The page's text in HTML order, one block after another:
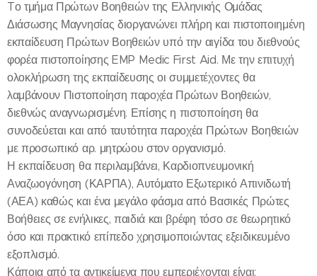
Tο τμήμα Πρώτων Βοηθειών της Ελληνικής Ομάδας
Διάσωσης Μαγνησίας διοργανώνει πλήρη και πιστοποιημένη
εκπαίδευση Πρώτων Βοηθειών υπό την αιγίδα του διεθνούς
φορέα πιστοποίησης EMP Medic First Aid. Με την επιτυχή
ολοκλήρωση της εκπαίδευσης οι συμμετέχοντες θα
λαμβάνουν Πιστοποίηση παροχέα Πρώτων Βοηθειών,
διεθνώς αναγνωρισμένη. Επίσης η πιστοποίηση θα
συνοδεύεται και από ταυτότητα παροχέα Πρώτων Βοηθειών
με προσωπικό αρ. μητρώου στον οργανισμό.
Η εκπαίδευση θα περιλαμβάνει, Καρδιοπνευμονική
Αναζωογόνηση (ΚΑΡΠΑ), Αυτόματο Εξωτερικό Απινιδωτή
(ΑΕΑ) καθώς και ένα μεγάλο φάσμα από Βασικές Πρώτες
Βοήθειες σε ενήλικες, παιδιά και βρέφη τόσο σε θεωρητικό
όσο και πρακτικό επίπεδο χρησιμοποιώντας εξειδικευμένο
εξοπλισμό.
Κάποια από τα αντικείμενα που εμπεριέχονται είναι: